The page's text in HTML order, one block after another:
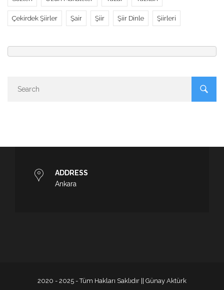
Çekirdek Şiirler Şair Şiir Şiir Dinle Şiirleri
ADDRESS
Ankara
2020 - 2025 - Tüm Hakları Saklıdır || Günay Aktürk